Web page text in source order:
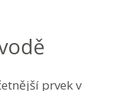
prvek v